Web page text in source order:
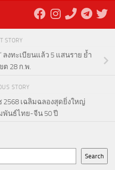
STORY
ลงทะเบียนแล้ว 5 แสนราย ย้ำ
ต 28 ก.พ.
STORY
2568 เฉลิมฉลองสุดยิ่งใหญ่
พันธ์ไทย-จีน 50 ปี
Search